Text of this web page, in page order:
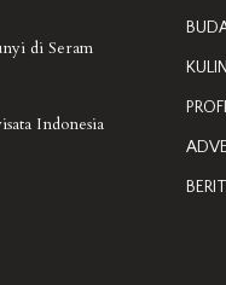
di Seram
Indonesia